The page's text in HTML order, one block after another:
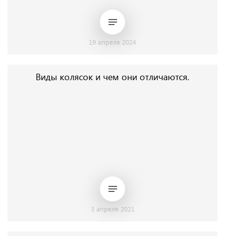
19 апреля 2024
Виды колясок и чем они отличаются.
3 апреля 2021